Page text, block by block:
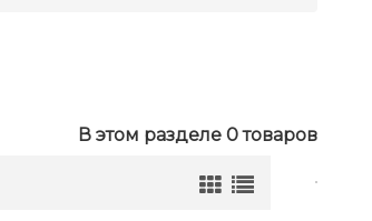
В этом разделе 0 товаров